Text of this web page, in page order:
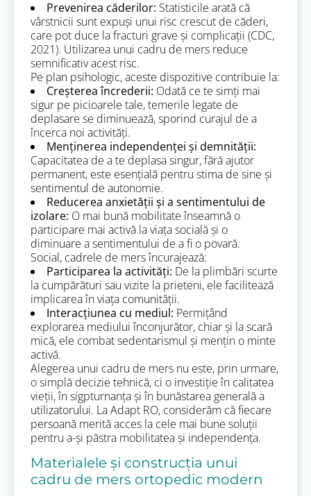
Prevenirea căderilor: Statisticile arată că
vârstnicii sunt expuși unui risc crescut de căderi,
care pot duce la fracturi grave și complicații (CDC,
2021). Utilizarea unui cadru de mers reduce
semnificativ acest risc.
Pe plan psihologic, aceste dispozitive contribuie la:
Creșterea încrederii: Odată ce te simți mai
sigur pe picioarele tale, temerile legate de
deplasare se diminuează, sporind curajul de a
încerca noi activități.
Menținerea independenței și demnității:
Capacitatea de a te deplasa singur, fără ajutor
permanent, este esențială pentru stima de sine și
sentimentul de autonomie.
Reducerea anxietății și a sentimentului de
izolare: O mai bună mobilitate înseamnă o
participare mai activă la viața socială și o
diminuare a sentimentului de a fi o povară.
Social, cadrele de mers încurajează:
Participarea la activități: De la plimbări scurte
la cumpărături sau vizite la prieteni, ele facilitează
implicarea în viața comunității.
Interacțiunea cu mediul: Permițând
explorarea mediului înconjurător, chiar și la scară
mică, ele combat sedentarismul și mențin o minte
activă.
Alegerea unui cadru de mers nu este, prin urmare,
o simplă decizie tehnică, ci o investiție în calitatea
vieții, în sigpturnanța și în bunăstarea generală a
utilizatorului. La Adapt RO, considerăm că fiecare
persoană merită acces la cele mai bune soluții
pentru a-și păstra mobilitatea și independența.
Materialele și construcția unui
cadru de mers ortopedic modern